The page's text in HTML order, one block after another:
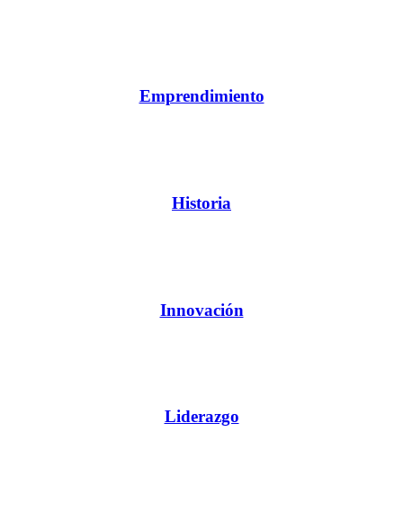
Emprendimiento
Historia
Innovación
Liderazgo